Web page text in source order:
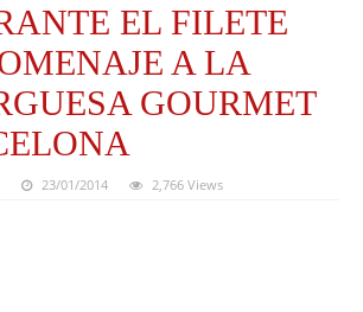
EL FILETE
A LA
GOURMET
23/01/2014 2,766 Views